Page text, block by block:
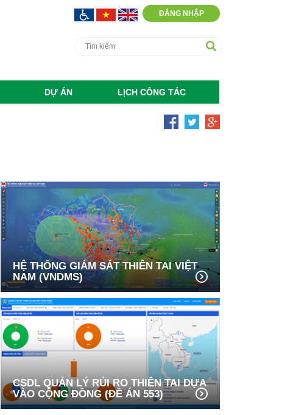
ĐĂNG NHẬP
DỰ ÁN LỊCH CÔNG TÁC
HỆ THỐNG GIÁM SÁT THIÊN TAI VIỆT
NAM (VNDMS)
CSDL QUẢN LÝ RỦI RO THIÊN TAI DỰA
VÀO CỘNG ĐỒNG (ĐỀ ÁN 553)